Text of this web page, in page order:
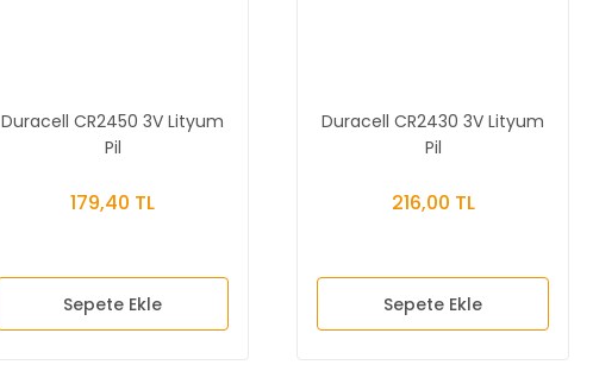
Duracell CR2450 3V Lityum
Pil
179,40 TL
Sepete Ekle
Duracell CR2430 3V Lityum
Pil
216,00 TL
Sepete Ekle